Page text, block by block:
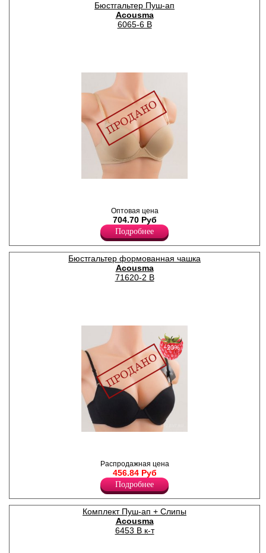
Бюстгальтер Пуш-ап
Acousma
6065-6 B
однотонный. Бретели
регулируются по длине,
съемные.
Нейлон 78%
Спандекс 22%
Оптовая цена
704.70 Руб
Подробнее
Бюстгальтер формованная чашка
Acousma
71620-2 B
однотонный. Бретели
регулируются по длине,
съемные.
Нейлон 80%
Спандекс 20%
−20%
Распродажная цена
456.84 Руб
Подробнее
Комплект Пуш-ап + Слипы
Acousma
6453 B к-т